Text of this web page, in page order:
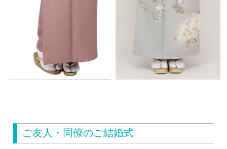
ご友人・同僚のご結婚式